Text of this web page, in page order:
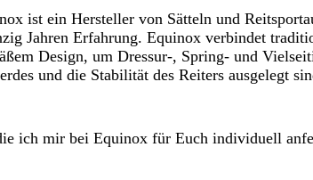
ist ein Hersteller von Sätteln und
Jahren Erfahrung. Equinox verbindet
Design, um Dressur-, Spring- und
und die Stabilität des Reiters ausgelegt
ich mir bei Equinox für Euch individuell